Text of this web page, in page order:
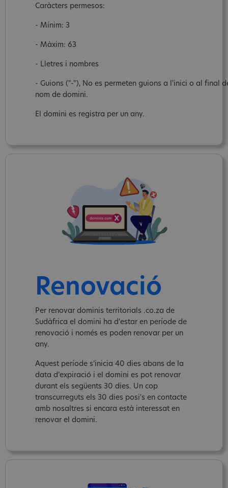
Caràcters permesos:
- Mínim: 3
- Màxim: 63
- Lletres i nombres
- Guions ("-"), No es permeten guions a l'inici o al final
nom de domini.
El domini es registra per un any.
Renovació
Per renovar dominis territorials .co.za de
Sudàfrica el domini ha d’estar en període de
renovació i només es poden renovar per un
any.
Aquest període s’inicia 40 dies abans de la
data d’expiració i el domini es pot renovar
durant els següents 30 dies. Un cop
transcurreguts els 30 dies posi's en contacte
amb nosaltres si encara està interessat en
renovar el domini.